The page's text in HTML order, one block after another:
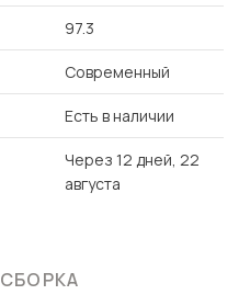
97.3
Современный
Есть в наличии
Через 12 дней, 22
августа
СБОРКА